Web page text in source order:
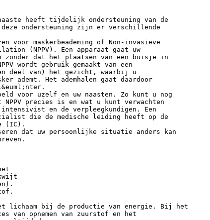
heeft tijdelijk ondersteuning van de
deze ondersteuning zijn er verschillende
voor maskerbeademing of Non-invasieve
(NPPV). Een apparaat gaat uw
zonder dat het plaatsen van een buisje in
wordt gebruik gemaakt van een
deel van) het gezicht, waarbij u
ademt. Het ademhalen gaat daardoor
voor uzelf en uw naasten. Zo kunt u nog
precies is en wat u kunt verwachten
en de verpleegkundigen. Een
die de medische leiding heeft op de
(IC).
dat uw persoonlijke situatie anders kan
lichaam bij de productie van energie. Bij het
van opnemen van zuurstof en het